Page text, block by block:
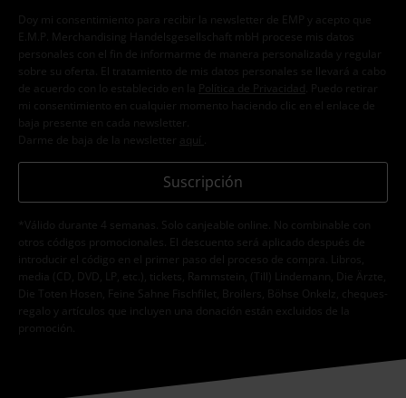
Doy mi consentimiento para recibir la newsletter de EMP y acepto que
E.M.P. Merchandising Handelsgesellschaft mbH procese mis datos
personales con el fin de informarme de manera personalizada y regular
sobre su oferta. El tratamiento de mis datos personales se llevará a cabo
de acuerdo con lo establecido en la
Política de Privacidad . Puedo retirar
mi consentimiento en cualquier momento haciendo clic en el enlace de
baja presente en cada newsletter.
Darme de baja de la newsletter
aquí
Suscripción
*Válido durante 4 semanas. Solo canjeable online. No combinable con
otros códigos promocionales. El descuento será aplicado después de
introducir el código en el primer paso del proceso de compra. Libros,
media (CD, DVD, LP, etc.), tickets, Rammstein, (Till) Lindemann, Die Ärzte,
Die Toten Hosen, Feine Sahne Fischfilet, Broilers, Böhse Onkelz, cheques-
regalo y artículos que incluyen una donación están excluidos de la
promoción.